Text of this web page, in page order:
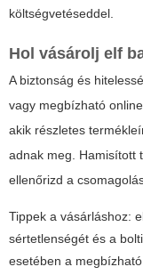
költségvetéseddel.
Hol vásárolj elf
A biztonság és
vagy megbízható
akik részletes
adnak meg. Hamisított
ellenőrizd a
Tippek a vásárláshoz:
sértetlenségét és a
esetében a